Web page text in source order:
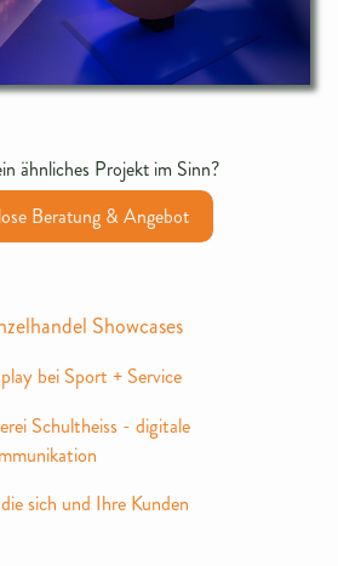
ähnliches Projekt im Sinn?
Beratung & Angebot
Showcases
bei Sport + Service
Schultheiss - digitale
sich und Ihre Kunden